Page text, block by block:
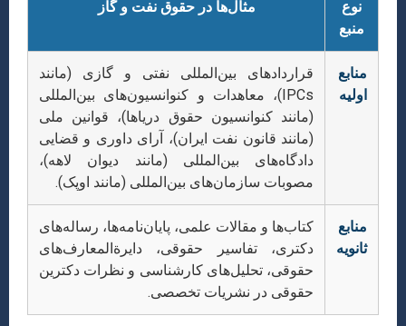
نوع
منبع
مثال‌ها در حقوق نفت و گاز
منابع
اولیه
قراردادهای بین‌المللی نفتی و گازی (مانند
IPCs)، معاهدات و کنوانسیون‌های بین‌المللی
(مانند کنوانسیون حقوق دریاها)، قوانین ملی
(مانند قانون نفت ایران)، آرای داوری و قضایی
دادگاه‌های بین‌المللی (مانند دیوان لاهه)،
مصوبات سازمان‌های بین‌المللی (مانند اوپک).
منابع
ثانویه
کتاب‌ها و مقالات علمی، پایان‌نامه‌ها، رساله‌های
دکتری، تفاسیر حقوقی، دایرةالمعارف‌های
حقوقی، تحلیل‌های کارشناسی و نظرات دکترین
حقوقی در نشریات تخصصی.